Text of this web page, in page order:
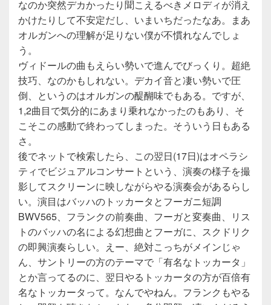
なのか突然デカかったり聞こえるべきメロディが消え
かけたりして不安定だし、いまいちだったなあ。まあ
オルガンへの理解が足りない僕が不慣れなんでしょ
う。
ヴィドールの曲もえらい勢いで進んでびっくり。超絶
技巧、なのかもしれない。デカイ音と凄い勢いで圧
倒、というのはオルガンの醍醐味でもある。ですが、
1,2曲目で気分的にあまり乗れなかったのもあり、そ
こそこの感動で終わってしまった。そういう日もある
さ。
後でネットで検索したら、この翌日(17日)はオペラシ
ティでビジュアルコンサートという、演奏の様子を撮
影してスクリーンに映しながらやる演奏会があるらし
い。演目はバッハのトッカータとフーガニ短調
BWV565、フランクの前奏曲、フーガと変奏曲、リス
トのバッハの名による幻想曲とフーガに、スクドリク
の即興演奏らしい。えー、絶対こっちがメインじゃ
ん、サントリーの方のテーマで「有名なトッカータ」
とか言ってるのに、翌日やるトッカータの方が百倍有
名なトッカータって。なんでやねん。フランクもやる